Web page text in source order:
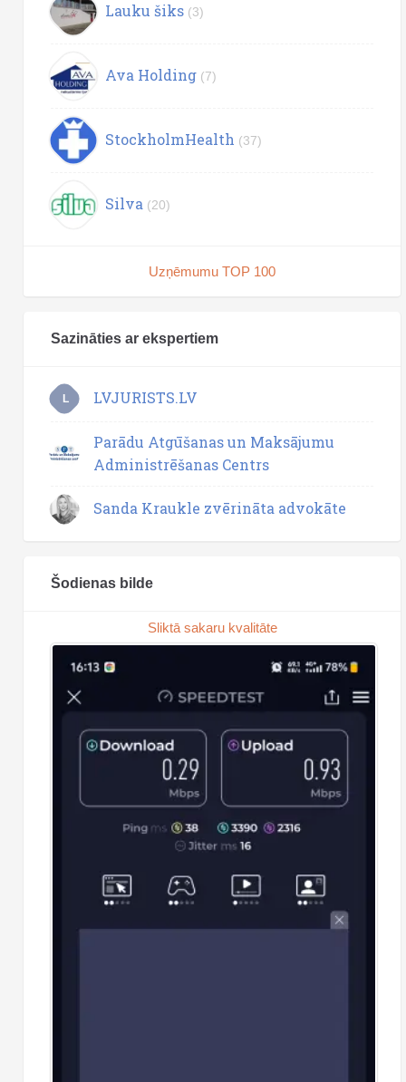
Lauku šiks (3)
Ava Holding (7)
StockholmHealth (37)
Silva (20)
Uzņēmumu TOP 100
Sazināties ar ekspertiem
L LVJURISTS.LV
Parādu Atgūšanas un Maksājumu
Administrēšanas Centrs
Sanda Kraukle zvērināta advokāte
Šodienas bilde
Sliktā sakaru kvalitāte